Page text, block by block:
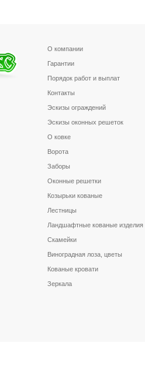
О компании
Гарантии
Порядок работ и выплат
Контакты
Эскизы ограждений
Эскизы оконных решеток
О ковке
Ворота
Заборы
Оконные решетки
Козырьки кованые
Лестницы
Ландшафтные кованые изделия
Скамейки
Виноградная лоза, цветы
Кованые кровати
Зеркала